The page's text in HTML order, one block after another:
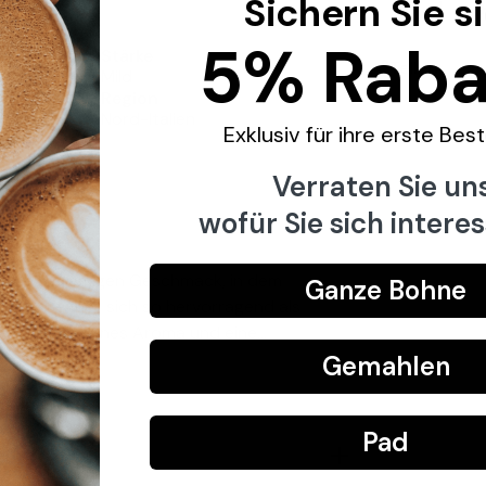
cremigen Geschmack, in dem
und eignet sich so hervorragend als
feines Aroma und eine
Menge
Teilen
Sichern Sie
5%
Exklusiv für ihre erste
Verraten Sie
wofür Sie sich
Ganze Bohne
Gemahlen
Pad